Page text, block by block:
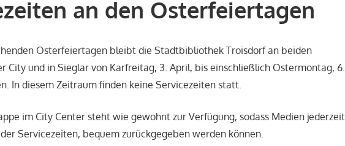
an den Osterfeiertagen
Osterfeiertagen bleibt die Stadtbibliothek Troisdorf an beiden
City und in Sieglar von Karfreitag, 3. April, bis einschließlich Ostermontag, 6.
In diesem Zeitraum finden keine Servicezeiten statt.
im City Center steht wie gewohnt zur Verfügung, sodass Medien
Servicezeiten, bequem zurückgegeben werden können.